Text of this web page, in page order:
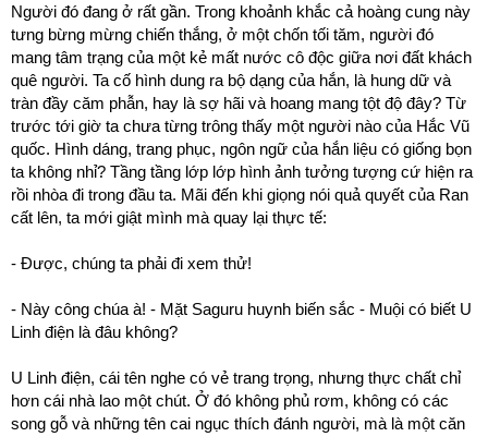
Người đó đang ở rất gần. Trong khoảnh khắc cả hoàng cung này
tưng bừng mừng chiến thắng, ở một chốn tối tăm, người đó
mang tâm trạng của một kẻ mất nước cô độc giữa nơi đất khách
quê người. Ta cố hình dung ra bộ dạng của hắn, là hung dữ và
tràn đầy căm phẫn, hay là sợ hãi và hoang mang tột độ đây? Từ
trước tới giờ ta chưa từng trông thấy một người nào của Hắc Vũ
quốc. Hình dáng, trang phục, ngôn ngữ của hắn liệu có giống bọn
ta không nhỉ? Tầng tầng lớp lớp hình ảnh tưởng tượng cứ hiện ra
rồi nhòa đi trong đầu ta. Mãi đến khi giọng nói quả quyết của Ran
cất lên, ta mới giật mình mà quay lại thực tế:
- Được, chúng ta phải đi xem thử!
- Này công chúa à! - Mặt Saguru huynh biến sắc - Muội có biết U
Linh điện là đâu không?
U Linh điện, cái tên nghe có vẻ trang trọng, nhưng thực chất chỉ
hơn cái nhà lao một chút. Ở đó không phủ rơm, không có các
song gỗ và những tên cai ngục thích đánh người, mà là một căn